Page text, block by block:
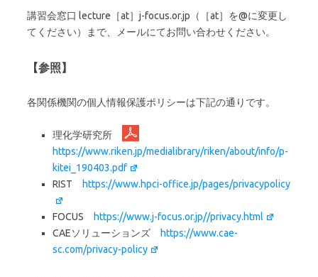
講習会窓口 lecture［at］j-focus.or.jp（［at］を@に変更し
てください）まで、メールにてお問い合わせください。
【参照】
各関係機関の個人情報保護ポリシーは下記の通りです。
理化学研究所
https://www.riken.jp/medialibrary/riken/about/info/p-
kitei_190403.pdf
RIST
https://www.hpci-office.jp/pages/privacypolicy
FOCUS
https://www.j-focus.or.jp//privacy.html
CAEソリューションズ
https://www.cae-
sc.com/privacy-policy